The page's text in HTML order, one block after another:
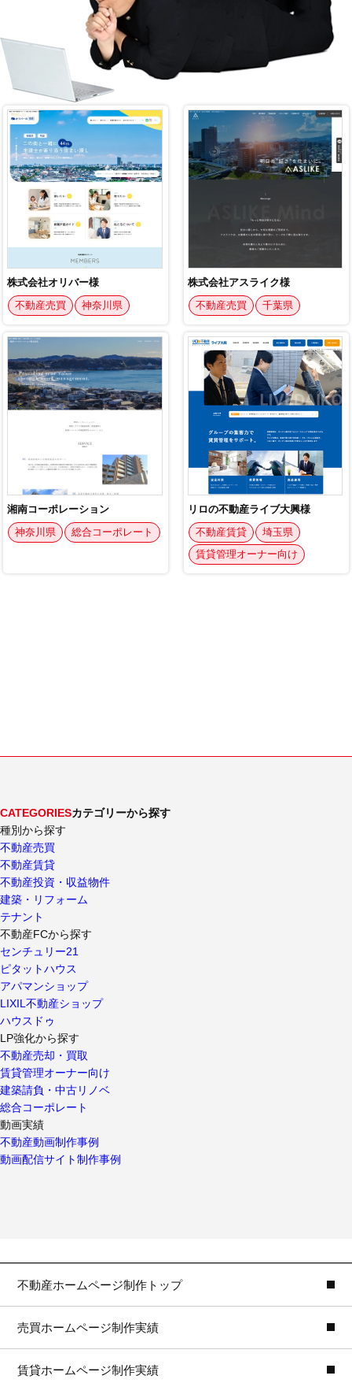
CATEGORIESカテゴリーから探す
種別から探す
不動産売買
不動産賃貸
不動産投資・収益物件
建築・リフォーム
テナント
不動産FCから探す
センチュリー21
ピタットハウス
アパマンショップ
LIXIL不動産ショップ
ハウスドゥ
LP強化から探す
不動産売却・買取
賃貸管理オーナー向け
建築請負・中古リノベ
総合コーポレート
動画実績
不動産動画制作事例
動画配信サイト制作事例
不動産ホームページ制作トップ
売買ホームページ制作実績
賃貸ホームページ制作実績